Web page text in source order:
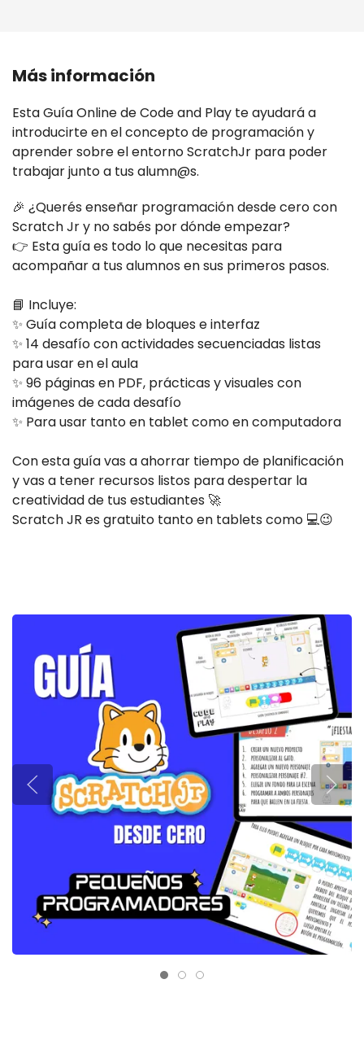
Más información
Esta Guía Online de Code and Play te ayudará a
introducirte en el concepto de programación y
aprender sobre el entorno ScratchJr para poder
trabajar junto a tus alumn@s.
🎉 ¿Querés enseñar programación desde cero con
Scratch Jr y no sabés por dónde empezar?
👉 Esta guía es todo lo que necesitas para
acompañar a tus alumnos en sus primeros pasos.
📘 Incluye:
✨ Guía completa de bloques e interfaz
✨ 14 desafío con actividades secuenciadas listas
para usar en el aula
✨ 96 páginas en PDF, prácticas y visuales con
imágenes de cada desafío
✨ Para usar tanto en tablet como en computadora
Con esta guía vas a ahorrar tiempo de planificación
y vas a tener recursos listos para despertar la
creatividad de tus estudiantes 🚀
Scratch JR es gratuito tanto en tablets como 💻😉